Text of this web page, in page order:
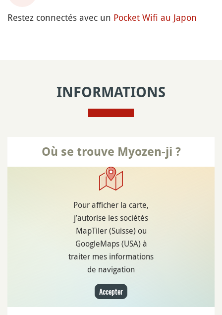
Restez connectés avec un Pocket Wifi au Japon
INFORMATIONS
Où se trouve Myozen-ji ?
Pour afficher la carte,
j’autorise les sociétés
MapTiler (Suisse) ou
GoogleMaps (USA) à
traiter mes informations
de navigation
Accepter